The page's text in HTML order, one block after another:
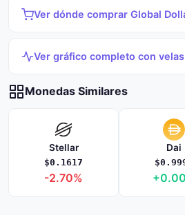
Ver dónde comprar Global
Ver gráfico completo con
Monedas Similares
Stellar
$0.1617
-2.70%
Dai